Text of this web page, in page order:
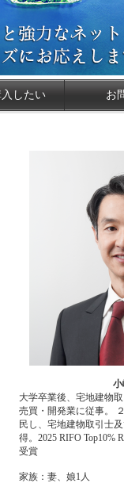
したい お
小
大学卒業後、宅地建物
売買・開発業に従事。
民し、宅地建物取引士
得。2025 RIFO Top10%
受賞
家族：妻、娘1人